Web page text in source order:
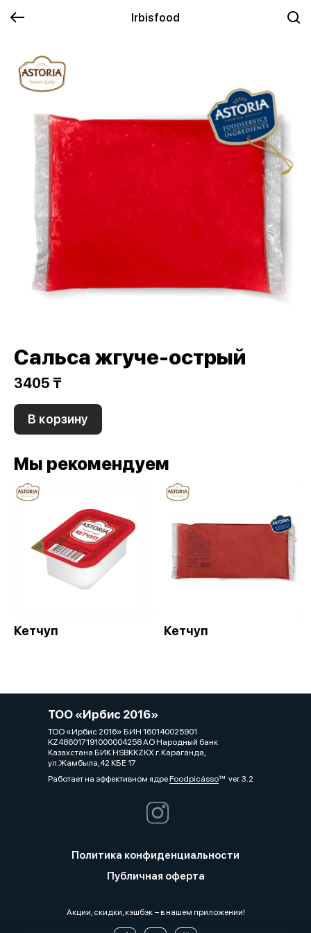
Irbisfood
Сальса жгуче-острый
3405 ₸
В корзину
Мы рекомендуем
Кетчуп Кетчуп
ТОО «Ирбис 2016»
ТОО «Ирбис 2016» БИН 160140025901
KZ486017191000004258 АО Народный банк
Казахстана БИК HSBKKZKX г. Караганда,
ул.Жамбыла,42 КБЕ 17
Работает на эффективном ядреFoodpicássover. 3.2
Политика конфиденциальности
Публичная оферта
Акции, скидки, кэшбэк − в нашем приложении!